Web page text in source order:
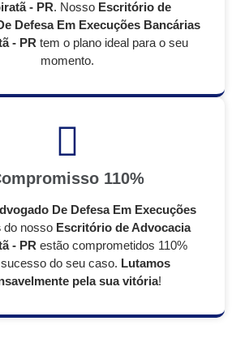
- PR. Nosso Escritório de
Defesa Em Execuções Bancárias
- PR tem o plano ideal para o seu
momento.
110%
De Defesa Em Execuções
do nosso Escritório de Advocacia
- PR estão comprometidos 110%
do seu caso. Lutamos
pela sua vitória!